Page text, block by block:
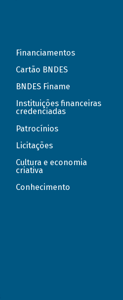
Financiamentos
Cartão BNDES
BNDES Finame
Instituições financeiras
credenciadas
Patrocínios
Licitações
Cultura e economia
criativa
Conhecimento